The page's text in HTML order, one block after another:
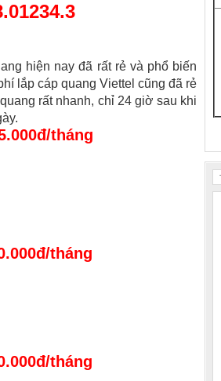
hiện nay đã rất rẻ và phổ biến
lắp cáp quang Viettel cũng đã rẻ
rất nhanh, chỉ 24 giờ sau khi
tháng
tháng
tháng